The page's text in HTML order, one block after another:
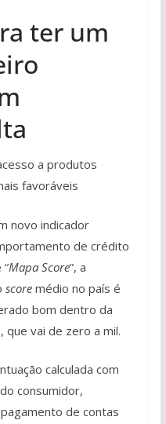
ter um
a produtos
favoráveis
novo indicador
de crédito
Mapa Score”, a
scoremédio no país é
bom dentro da
que vai de zero a mil.
calculada com
consumidor,
de contas